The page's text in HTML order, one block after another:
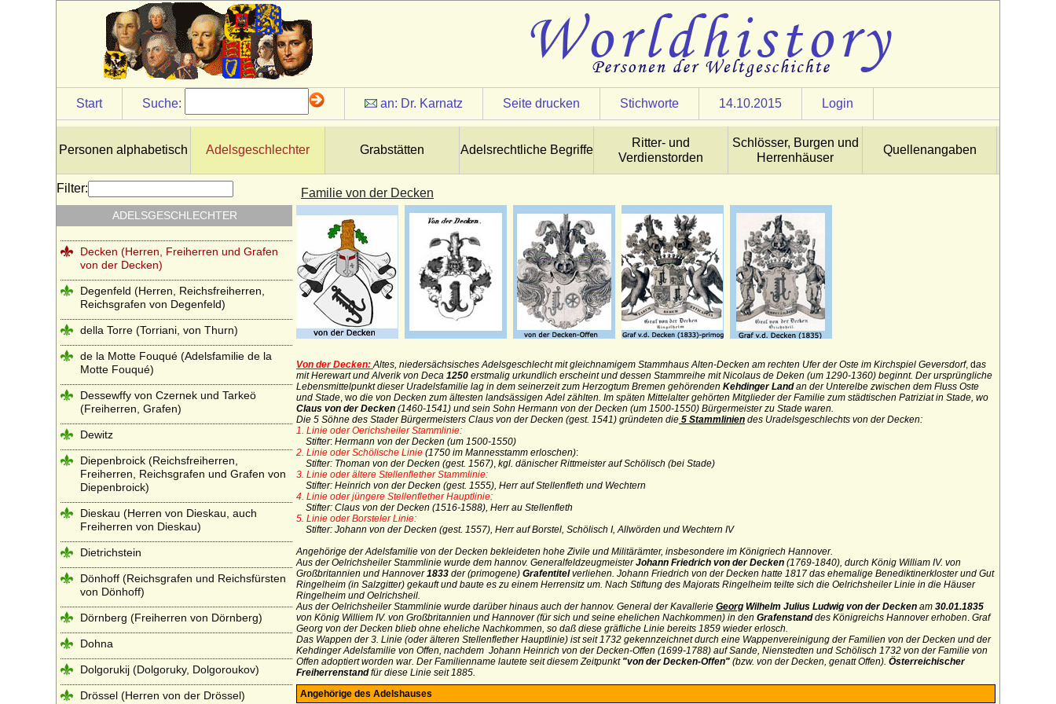
Start Suche: an: Dr. Karnatz Seite drucken Stichworte 14.10.2015 Login
Personen alphabetisch Adelsgeschlechter Grabstätten Adelsrechtliche Begriffe
Ritter- und
Verdienstorden
Schlösser, Burgen und
Herrenhäuser
Quellenangaben
Familie von der Decken
Von der Decken: Altes, niedersächsisches Adelsgeschlecht mit gleichnamigem Stammhaus Alten-Decken am rechten Ufer der Oste im Kirchspiel Geversdorf, das
mit Herewart und Alverik von Deca 1250 erstmalig urkundlich erscheint und dessen Stammreihe mit Nicolaus de Deken (um 1290-1360) beginnt. Der ursprüngliche
Lebensmittelpunkt dieser Uradelsfamilie lag in dem seinerzeit zum Herzogtum Bremen gehörenden Kehdinger Landan der Unterelbe zwischen dem Fluss Oste
und Stade, wo die von Decken zum ältesten landsässigen Adel zählten. Im späten Mittelalter gehörten Mitglieder der Familie zum städtischen Patriziat in Stade, wo
Claus von der Decken (1460-1541) und sein Sohn Hermann von der Decken (um 1500-1550) Bürgermeister zu Stade waren.
Die 5 Söhne des Stader Bürgermeisters Claus von der Decken (gest. 1541) gründeten die 5 Stammlinien des Uradelsgeschlechts von der Decken:
1. Linie oder Oerichsheiler Stammlinie:
Stifter: Hermann von der Decken (um 1500-1550)
2. Linie oder Schölische Linie (1750 im Mannesstamm erloschen):
Stifter: Thoman von der Decken (gest. 1567), kgl. dänischer Rittmeister auf Schölisch (bei Stade)
3. Linie oder ältere Stellenflether Stammlinie:
Stifter: Heinrich von der Decken (gest. 1555), Herr auf Stellenfleth und Wechtern
4. Linie oder jüngere Stellenflether Hauptlinie:
Stifter: Claus von der Decken (1516-1588), Herr au Stellenfleth
5. Linie oder Borsteler Linie:
Stifter: Johann von der Decken (gest. 1557), Herr auf Borstel, Schölisch I, Allwörden und Wechtern IV
Angehörige der Adelsfamilie von der Decken bekleideten hohe Zivile und Militärämter, insbesondere im Königriech Hannover.
Aus der Oelrichsheiler Stammlinie wurde dem hannov. GeneralfeldzeugmeisterJohann Friedrich von der Decken (1769-1840), durch König William IV. von
Großbritannien und Hannover1833 der (primogene) Grafentitelverliehen. Johann Friedrich von der Decken hatte 1817 das ehemalige Benediktinerkloster und Gut
Ringelheim (in Salzgitter) gekauft und baute es zu einem Herrensitz um. Nach Stiftung des Majorats Ringelheim teilte sich die Oelrichsheiler Linie in die Häuser
Ringelheim und Oelrichsheil.
Aus der Oelrichsheiler Stammlinie wurde darüber hinaus auch der hannov. General der Kavallerie Georg Wilhelm Julius Ludwig von der Decken am 30.01.1835
von König Williem IV. von Großbritannien und Hannover (für sich und seine ehelichen Nachkommen) in den Grafenstanddes Königreichs Hannover erhoben. Graf
Georg von der Decken blieb ohne eheliche Nachkommen, so daß diese gräfliche Linie bereits 1859 wieder erlosch.
Das Wappen der 3. Linie (oder älteren Stellenflether Hauptlinie) ist seit 1732 gekennzeichnet durch eine Wappenvereinigung der Familien von der Decken und der
Kehdinger Adelsfamilie von Offen, nachdem Johann Heinrich von der Decken-Offen (1699-1788) auf Sande, Nienstedten und Schölisch 1732 von der Familie von
Offen adoptiert worden war. Der Familienname lautete seit diesem Zeitpunkt "von der Decken-Offen" (bzw. von der Decken, genatt Offen). Österreichischer
Freiherrenstandfür diese Linie seit 1885.
Angehörige des Adelshauses
Filter:
ADELSGESCHLECHTER
Czernin von und zu Chudenitz
Czettritz und Neuhaus (böhmische
Freiherren, preußische Freiherren und
preußische Grafen von C.)
Reichsfreiherren und preußische Grafen)
Laurvig)
Danneskiold-Samsöe (Danneskjold-
Samsøe)
Daun (Reichsritter, Reichsgrafen von
Daun)
Decken (Herren, Freiherren und Grafen
von der Decken)
Degenfeld (Herren, Reichsfreiherren,
Reichsgrafen von Degenfeld)
della Torre (Torriani, von Thurn)
de la Motte Fouqué (Adelsfamilie de la
Motte Fouqué)
Dessewffy von Czernek und Tarkeö
(Freiherren, Grafen)
Dewitz
Diepenbroick (Reichsfreiherren,
Freiherren, Reichsgrafen und Grafen von
Diepenbroick)
Dieskau (Herren von Dieskau, auch
Freiherren von Dieskau)
Dietrichstein
Dönhoff (Reichsgrafen und Reichsfürsten
von Dönhoff)
Dörnberg (Freiherren von Dörnberg)
Dohna
Dolgorukij (Dolgoruky, Dolgoroukov)
Drössel (Herren von der Drössel)